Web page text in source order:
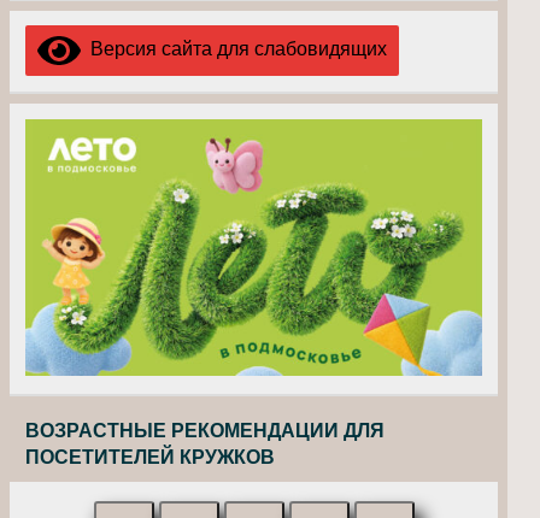
Версия сайта для слабовидящих
ВОЗРАСТНЫЕ РЕКОМЕНДАЦИИ ДЛЯ
ПОСЕТИТЕЛЕЙ КРУЖКОВ